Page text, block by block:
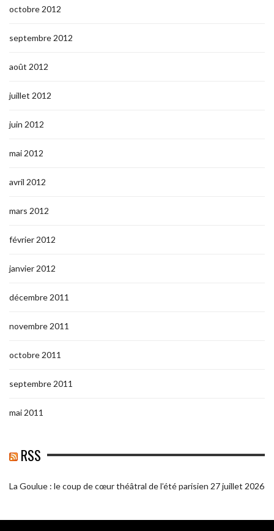
octobre 2012
septembre 2012
août 2012
juillet 2012
juin 2012
mai 2012
avril 2012
mars 2012
février 2012
janvier 2012
décembre 2011
novembre 2011
octobre 2011
septembre 2011
mai 2011
RSS
La Goulue : le coup de cœur théâtral de l’été parisien 27 juillet 2026